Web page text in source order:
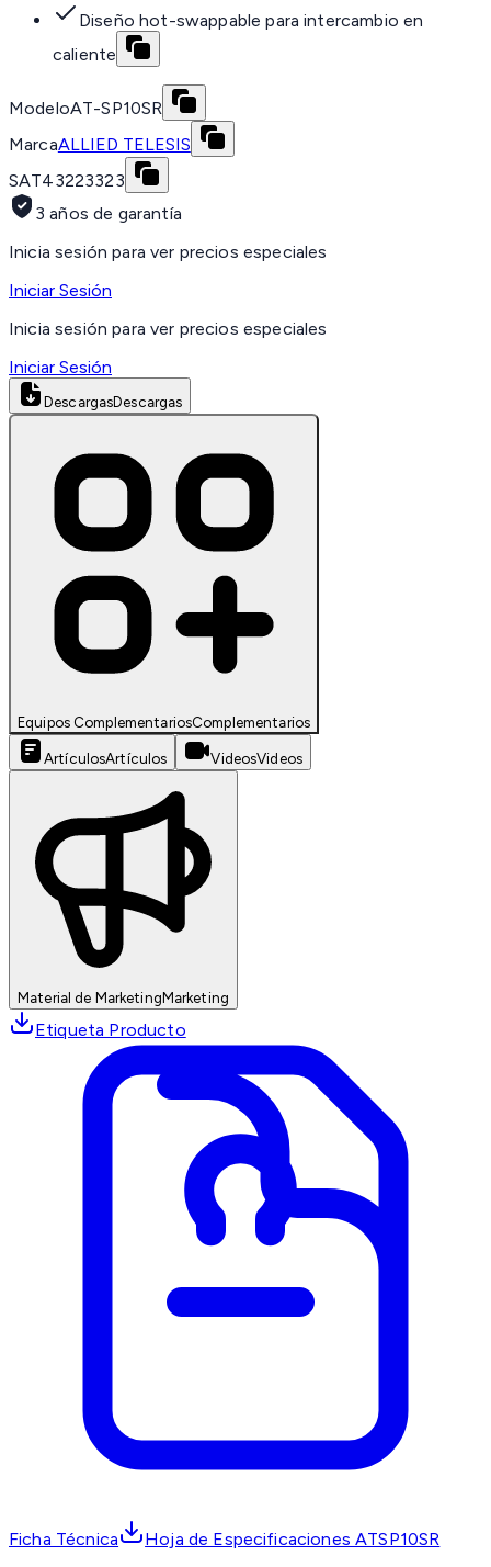
Diseño hot-swappable para intercambio en
caliente
ModeloAT-SP10SR
MarcaALLIED TELESIS
SAT43223323
3 años de garantía
Inicia sesión para ver precios especiales
Iniciar Sesión
Inicia sesión para ver precios especiales
Iniciar Sesión
DescargasDescargas
Equipos ComplementariosComplementarios
ArtículosArtículos VideosVideos
Material de MarketingMarketing
Etiqueta Producto
Ficha Técnica Hoja de Especificaciones ATSP10SR